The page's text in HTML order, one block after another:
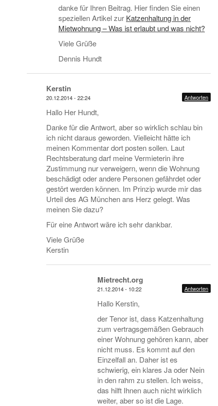
danke für Ihren Beitrag. Hier finden Sie einen
speziellen Artikel zur Katzenhaltung in der
Mietwohnung – Was ist erlaubt und was nicht?
Viele Grüße
Dennis Hundt
Kerstin
20.12.2014 - 22:24 Antworten
Hallo Her Hundt,
Danke für die Antwort, aber so wirklich schlau bin
ich nicht daraus geworden. Vielleicht hätte ich
meinen Kommentar dort posten sollen. Laut
Rechtsberatung darf meine Vermieterin ihre
Zustimmung nur verweigern, wenn die Wohnung
beschädigt oder andere Personen gefährdet oder
gestört werden können. Im Prinzip wurde mir das
Urteil des AG München ans Herz gelegt. Was
meinen Sie dazu?
Für eine Antwort wäre ich sehr dankbar.
Viele Grüße
Kerstin
Mietrecht.org
21.12.2014 - 10:22 Antworten
Hallo Kerstin,
der Tenor ist, dass Katzenhaltung
zum vertragsgemäßen Gebrauch
einer Wohnung gehören kann, aber
nicht muss. Es kommt auf den
Einzelfall an. Daher ist es
schwierig, ein klares Ja oder Nein
in den rahm zu stellen. Ich weiss,
das hilft Ihnen auch nicht wirklich
weiter, aber so ist die Lage.